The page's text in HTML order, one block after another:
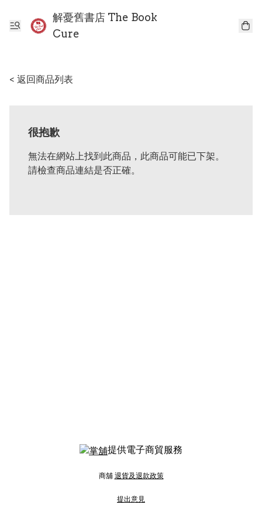
解憂舊書店 The Book
Cure
< 返回商品列表
很抱歉
無法在網站上找到此商品，此商品可能已下架。
請檢查商品連結是否正確。
提供電子商貿服務
商舖 退貨及退款政策
提出意見